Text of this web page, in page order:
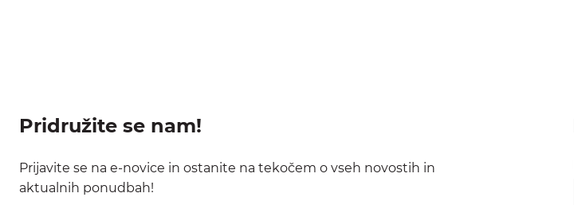
Pridružite se nam!
Prijavite se na e-novice in ostanite na tekočem o vseh novostih in
aktualnih ponudbah!